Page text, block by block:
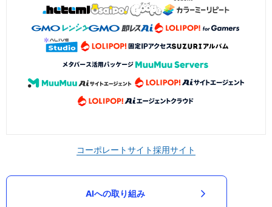
コーポレートサイト採用サイト
AIへの取り組み